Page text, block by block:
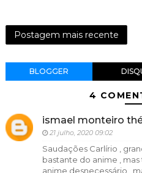
Postagem mais recente
BLOGGER
4
ismael monteiro
21 julho, 2020 09:02
Saudações Carlírio ,
bastante do anime ,
anime desnecessário ,